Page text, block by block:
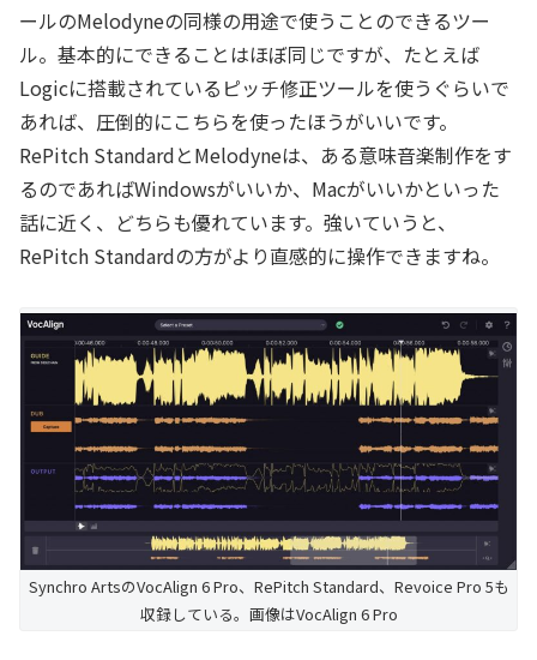
ールのMelodyneの同様の用途で使うことのできるツー
ル。基本的にできることはほぼ同じですが、たとえば
Logicに搭載されているピッチ修正ツールを使うぐらいで
あれば、圧倒的にこちらを使ったほうがいいです。
RePitch StandardとMelodyneは、ある意味音楽制作をす
るのであればWindowsがいいか、Macがいいかといった
話に近く、どちらも優れています。強いていうと、
RePitch Standardの方がより直感的に操作できますね。
Synchro ArtsのVocAlign 6 Pro、RePitch Standard、Revoice Pro 5も
収録している。画像はVocAlign 6 Pro